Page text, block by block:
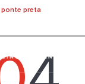
ponte preta